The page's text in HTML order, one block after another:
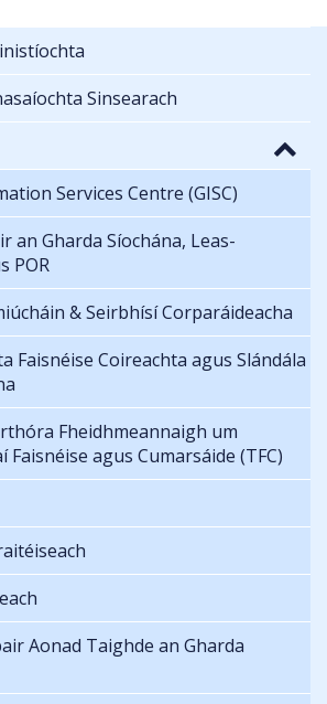
Sinsearach
Services Centre (GISC)
an Gharda Síochána, Leas-
POR
& Seirbhísí Corparáideacha
Faisnéise Coireachta agus Slándála
Fheidhmeannaigh um
agus Cumarsáide (TFC)
Aonad Taighde an Gharda